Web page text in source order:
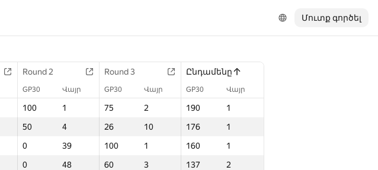
Մուտք գործել
Round 2 Round 3 Ընդամենը
GP30 Վայր GP30 Վայր GP30 Վայր
100 1 75 2 190
1
50 4 26 10 176
1
0 39 100 1 160
1
0 48 60 3 137
2